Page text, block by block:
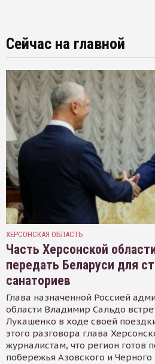
Сейчас на главной
ХЕРСОНСКАЯ ОБЛАСТЬ
Часть Херсонской
передать Беларуси для
санаториев
Глава назначенной Россией
области Владимир Сальдо
Лукашенко в ходе своей
этого разговора глава
журналистам, что регион готов
побережья Азовского и